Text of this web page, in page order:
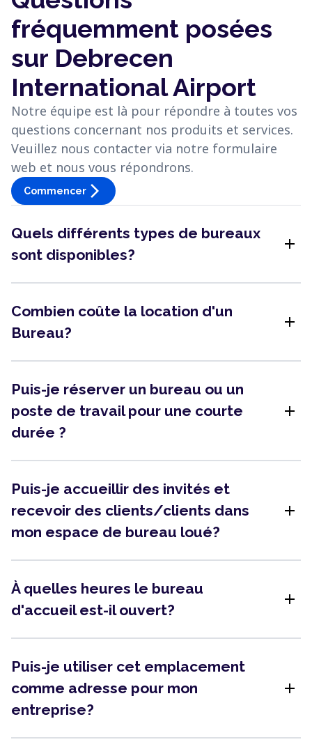
fréquemment posées
sur Debrecen
International Airport
Notre équipe est là pour répondre à toutes vos
questions concernant nos produits et services.
Veuillez nous contacter via notre formulaire
web et nous vous répondrons.
Commencer arrow_forward_ios
Quels différents types de bureaux
sont disponibles?
add
Combien coûte la location d'un
Bureau?
add
Puis-je réserver un bureau ou un
poste de travail pour une courte
durée ?
add
Puis-je accueillir des invités et
recevoir des clients/clients dans
mon espace de bureau loué?
add
À quelles heures le bureau
d'accueil est-il ouvert?
add
Puis-je utiliser cet emplacement
comme adresse pour mon
entreprise?
add